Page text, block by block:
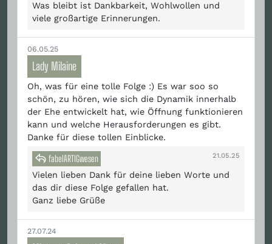
Was bleibt ist Dankbarkeit, Wohlwollen und
viele großartige Erinnerungen.
06.05.25
Lady Milaine
Oh, was für eine tolle Folge :) Es war soo so
schön, zu hören, wie sich die Dynamik innerhalb
der Ehe entwickelt hat, wie Öffnung funktionieren
kann und welche Herausforderungen es gibt.
Danke für diese tollen Einblicke.
fabelARTIGwesen 21.05.25
Vielen lieben Dank für deine lieben Worte und
das dir diese Folge gefallen hat.
Ganz liebe Grüße
27.07.24